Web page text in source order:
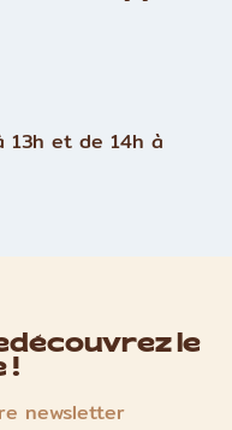
13h et de 14h à
le
!
newsletter